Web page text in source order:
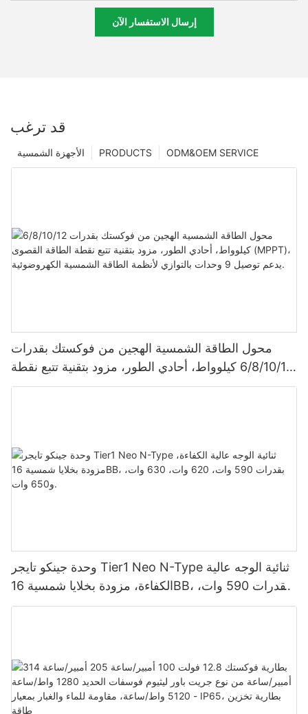
إرسال الاستفسار الآن
قد ترغب
ODM&OEM SERVICE
PRODUCTS الأجهزة الشمسية
محول الطاقة الشمسية الهجين من فوكستك بقدرات
6/8/10/12 كيلوواط، أحادي الطور، مزود بتقنية تتبع نقطة
الطاقة القصوى (MPPT)، يدعم توصيل 9 وحدات بالتوازي
وحدة جينكو تايجر Tier1 Neo N-Type ثنائية الوجه عالية
الكفاءة، مزودة بخلايا شمسية 16BB، بقدرات 590 وات،
620 وات، 630 وات، و650 وات.